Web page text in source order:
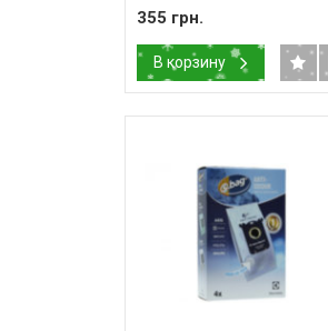
355 грн.
В корзину